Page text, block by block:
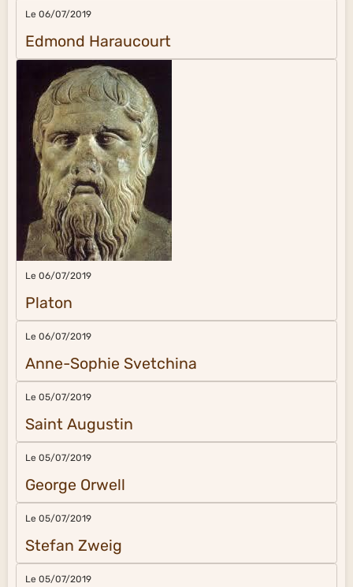
Le 06/07/2019
Edmond Haraucourt
Le 06/07/2019
Platon
Le 06/07/2019
Anne-Sophie Svetchina
Le 05/07/2019
Saint Augustin
Le 05/07/2019
George Orwell
Le 05/07/2019
Stefan Zweig
Le 05/07/2019